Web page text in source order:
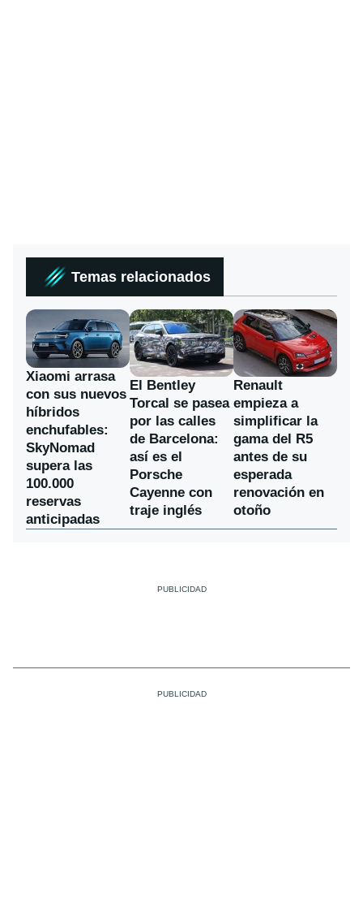
Temas relacionados
Xiaomi arrasa
con sus nuevos
híbridos
enchufables:
SkyNomad
supera las
100.000
reservas
anticipadas
El Bentley
Torcal se pasea
por las calles
de Barcelona:
así es el
Porsche
Cayenne con
traje inglés
Renault
empieza a
simplificar la
gama del R5
antes de su
esperada
renovación en
otoño